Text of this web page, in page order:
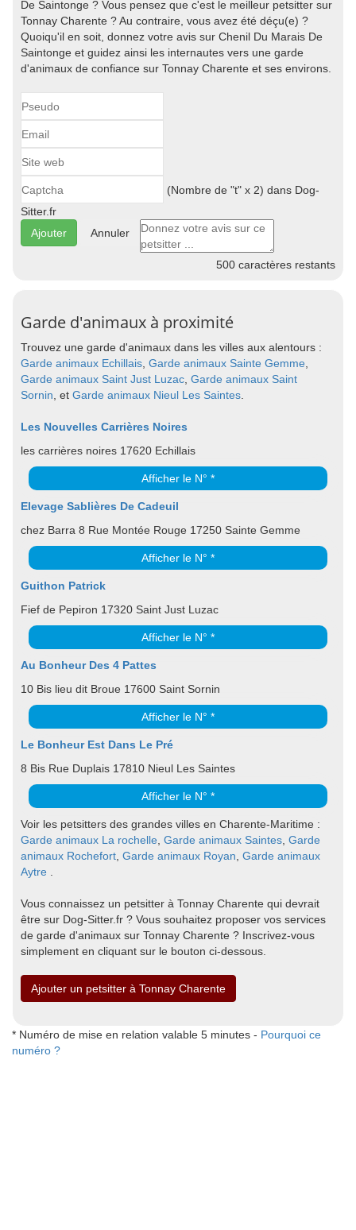
De Saintonge ? Vous pensez que c'est le meilleur petsitter sur
Tonnay Charente ? Au contraire, vous avez été déçu(e) ?
Quoiqu'il en soit, donnez votre avis sur Chenil Du Marais De
Saintonge et guidez ainsi les internautes vers une garde
d'animaux de confiance sur Tonnay Charente et ses environs.
(Nombre de "t" x 2) dans Dog-
Sitter.fr
Annuler
500 caractères restants
Garde d'animaux à proximité
Trouvez une garde d'animaux dans les villes aux alentours :
Garde animaux Echillais Garde animaux Sainte Gemme
Garde animaux Saint Just Luzac Garde animaux Saint
Sornin , et Garde animaux Nieul Les Saintes
Les Nouvelles Carrières Noires
les carrières noires 17620 Echillais
Afficher le N° *
Elevage Sablières De Cadeuil
chez Barra 8 Rue Montée Rouge 17250 Sainte Gemme
Afficher le N° *
Guithon Patrick
Fief de Pepiron 17320 Saint Just Luzac
Afficher le N° *
Au Bonheur Des 4 Pattes
10 Bis lieu dit Broue 17600 Saint Sornin
Afficher le N° *
Le Bonheur Est Dans Le Pré
8 Bis Rue Duplais 17810 Nieul Les Saintes
Afficher le N° *
Voir les petsitters des grandes villes en Charente-Maritime :
Garde animaux La rochelle Garde animaux Saintes Garde
animaux Rochefort Garde animaux Royan Garde animaux
Aytre
Vous connaissez un petsitter à Tonnay Charente qui devrait
être sur Dog-Sitter.fr ? Vous souhaitez proposer vos services
de garde d'animaux sur Tonnay Charente ? Inscrivez-vous
simplement en cliquant sur le bouton ci-dessous.
Ajouter un petsitter à Tonnay Charente
* Numéro de mise en relation valable 5 minutes - Pourquoi ce
numéro ?